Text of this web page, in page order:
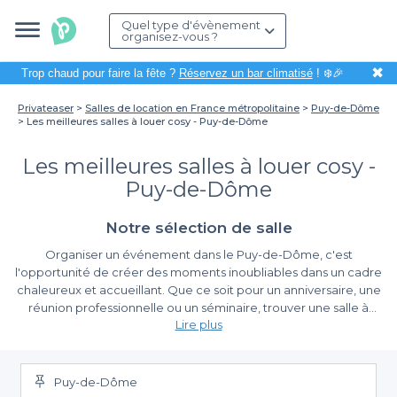
Quel type d'évènement
organisez-vous ?
Trop chaud pour faire la fête ? Réservez un bar climatisé! ❄️🎉 ✖
Privateaser Salles de location en France métropolitaine
Puy-de-Dôme
Les meilleures salles à louer cosy - Puy-de-Dôme
Les meilleures salles à louer cosy -
Puy-de-Dôme
Notre sélection de salle
Organiser un événement dans le Puy-de-Dôme, c'est
l'opportunité de créer des moments inoubliables dans un cadre
chaleureux et accueillant. Que ce soit pour un anniversaire, une
réunion professionnelle ou un séminaire, trouver une salle à
louer qui allie confort et convivialité est essentiel. Grâce à la
meilleures salles cosy qui répondront à toutes vos attentes.
Un large choix de salles confortables
Sur Privateaser, nous vous proposons un éventail de salles à
Lire plus
Puy-de-Dôme